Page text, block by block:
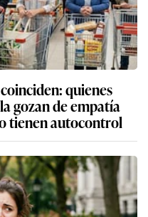
quienes
gozan de empatía
tienen autocontrol